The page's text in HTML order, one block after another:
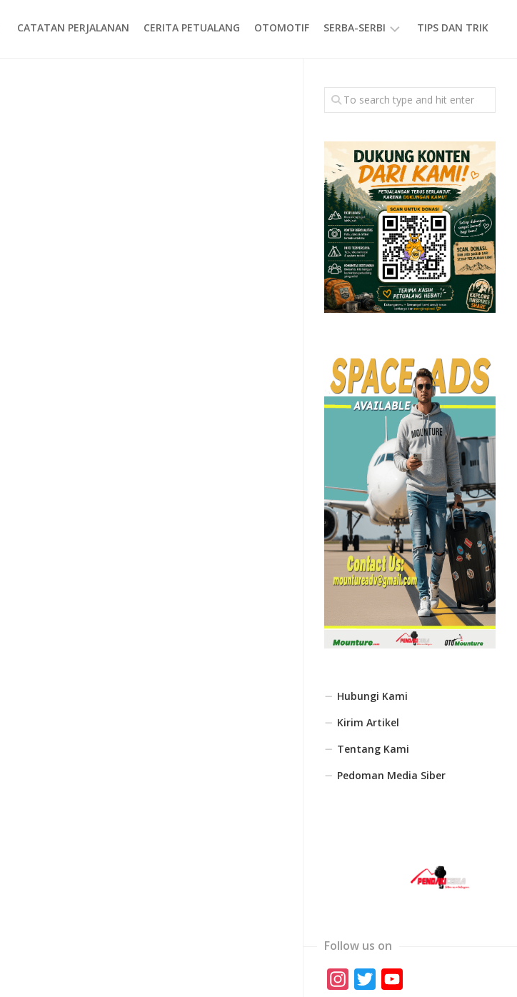
CATATAN PERJALANAN CERITA PETUALANG OTOMOTIF SERBA-SERBI
GAYA
HIDUP
TIPS DAN TRIK
Hubungi Kami
Kirim Artikel
Tentang Kami
Pedoman Media Siber
Follow us on
Instagram
Twitter